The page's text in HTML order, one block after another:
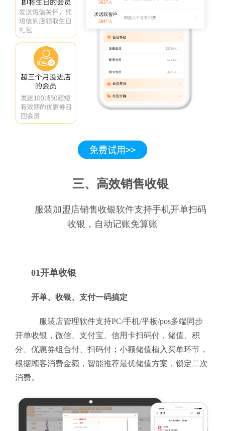
三、高效销售收银
服装加盟店销售收银软件支持手机开单扫码
收银，自动记账免算账
01开单收银
开单、收银、支付一码搞定
服装店管理软件支持PC/手机/平板/pos多端同步
开单收银，微信、支付宝、信用卡扫码付，储值、积
分、优惠券组合付、扫码付；小额储值植入买单环节，
根据顾客消费金额，智能推荐最优储值方案，锁定二次
消费。